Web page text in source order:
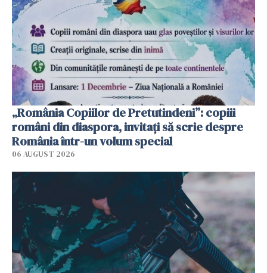
„România Copiilor de Pretutindeni”: copiii
români din diaspora, invitați să scrie despre
România într-un volum special
06 AUGUST 2026